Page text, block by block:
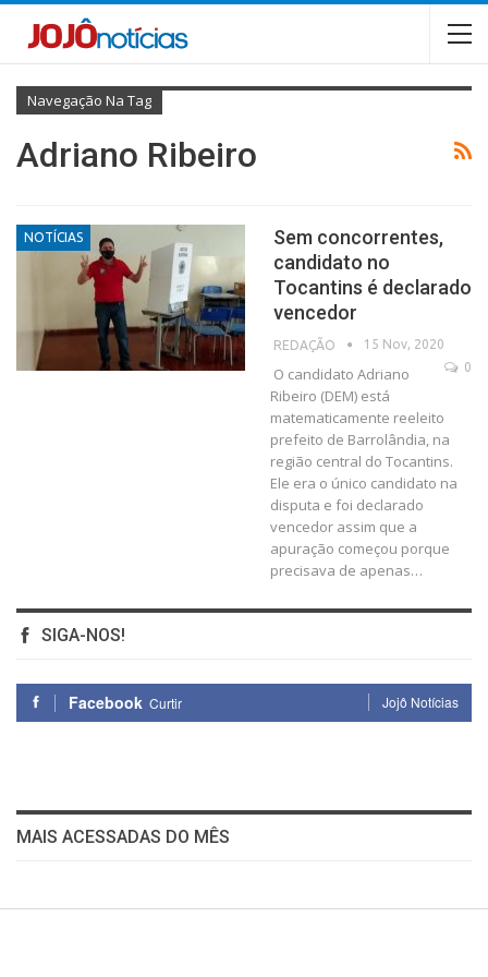
Navegação Na Tag
Adriano Ribeiro
NOTÍCIAS
Sem concorrentes,
candidato no
Tocantins é declarado
vencedor
REDAÇÃO
15 Nov, 2020
0
O candidato Adriano
Ribeiro (DEM) está
matematicamente reeleito
prefeito de Barrolândia, na
região central do Tocantins.
Ele era o único candidato na
disputa e foi declarado
vencedor assim que a
apuração começou porque
precisava de apenas…
SIGA-NOS!
Facebook Curtir Jojô Notícias
MAIS ACESSADAS DO MÊS